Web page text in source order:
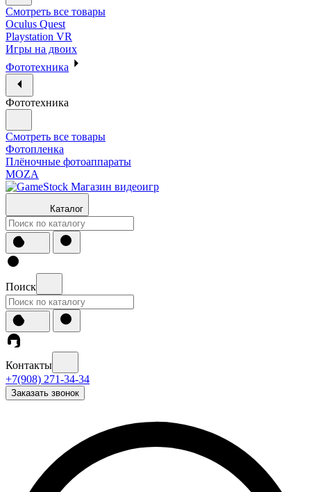
Смотреть все товары
Oculus Quest
Playstation VR
Игры на двоих
Фототехника
Фототехника
Смотреть все товары
Фотопленка
Плёночные фотоаппараты
MOZA
Каталог
Поиск
Контакты
+7(908) 271-34-34
Заказать звонок